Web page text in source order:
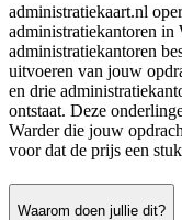
administratiekaart.nl
administratiekantoren
administratiekantoren
uitvoeren van jouw
en drie
ontstaat. Deze
Warder die jouw
voor dat de prijs een
Waarom doen jullie dit?